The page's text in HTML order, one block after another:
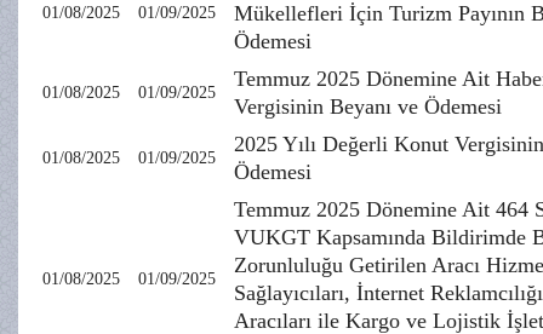
01/08/2025 01/09/2025
Mükellefleri İçin Turizm Payının
Ödemesi
01/08/2025 01/09/2025
Temmuz 2025 Dönemine Ait
Vergisinin Beyanı ve Ödemesi
01/08/2025 01/09/2025
2025 Yılı Değerli Konut
Ödemesi
01/08/2025 01/09/2025
Temmuz 2025 Dönemine Ait 464
VUKGT Kapsamında Bildirimde
Zorunluluğu Getirilen Aracı
Sağlayıcıları, İnternet
Aracıları ile Kargo ve Lojistik